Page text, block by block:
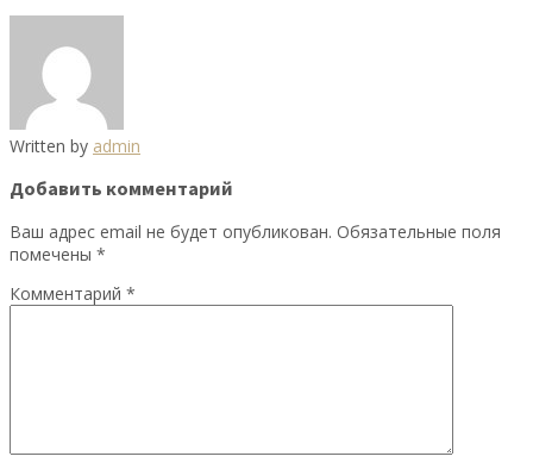
Written by admin
Добавить комментарий
Ваш адрес email не будет опубликован. Обязательные поля
помечены *
Комментарий *